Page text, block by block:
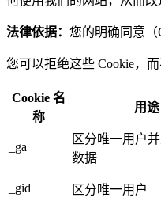
法律依据： 您的明确同意（
您可以拒绝这些 Cookie，
Cookie 名
称
用途
_ga
区分唯一用户
数据
_gid 区分唯一用户